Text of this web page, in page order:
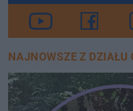
NAJNOWSZE Z DZIAŁU